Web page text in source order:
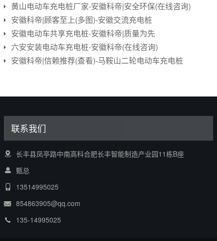
黄山电动车充电桩厂家-安徽科帝|安全环保(在线咨询)
安徽科帝|顾客至上(多图)-安徽交流充电桩
安徽电动车共享充电桩-安徽科帝|质量为先
六安安装电动车充电桩-安徽科帝(在线咨询)
安徽科帝|信赖推荐(查看)-马鞍山二轮电动车充电桩
联系我们
长丰县凤亭路中南高科合肥长丰智能制造产业园11栋B座
甄总
13514995025
854863905@qq.com
135-14995025